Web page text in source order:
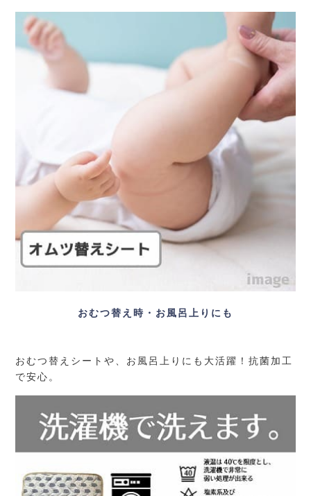
おむつ替え時・お風呂上りにも
おむつ替えシートや、お風呂上りにも大活躍！抗菌加工
で安心。